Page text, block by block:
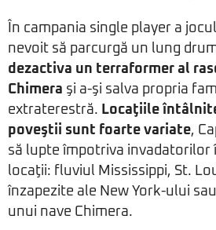
În campania single player a
nevoit să parcurgă un lung
dezactiva un terraformer al
Chimera şi a-şi salva propria
extraterestră. Locaţiile
poveştii sunt foarte variate,
să lupte împotriva invadatorilor
locaţii: fluviul Mississippi, St.
înzapezite ale New York-ului
unui nave Chimera.